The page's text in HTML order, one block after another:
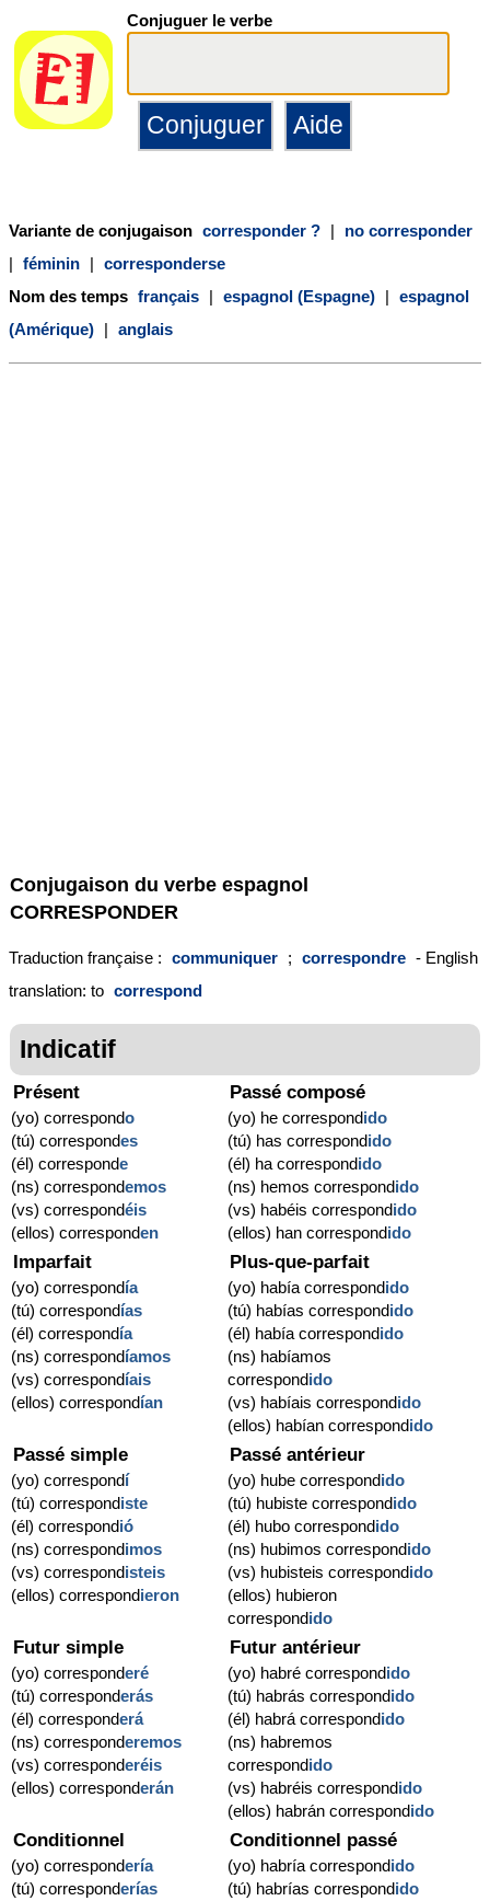
Conjuguer le verbe
Variante de conjugaison corresponder ? |
no corresponder
| féminin | corresponderse
Nom des temps français | espagnol (Espagne) | espagnol
(Amérique) | anglais
Conjugaison du verbe espagnol
CORRESPONDER
Traduction française : communiquer ; correspondre - English
translation: to correspond
Indicatif
Présent
(yo) correspondo
(tú) correspondes
(él) corresponde
(ns) correspondemos
(vs) correspondéis
(ellos) corresponden
Passé composé
(yo) he correspondido
(tú) has correspondido
(él) ha correspondido
(ns) hemos correspondido
(vs) habéis correspondido
(ellos) han correspondido
Imparfait
(yo) correspondía
(tú) correspondías
(él) correspondía
(ns) correspondíamos
(vs) correspondíais
(ellos) correspondían
Plus-que-parfait
(yo) había correspondido
(tú) habías correspondido
(él) había correspondido
(ns) habíamos
correspondido
(vs) habíais correspondido
(ellos) habían correspondido
Passé simple
(yo) correspondí
(tú) correspondiste
(él) correspondió
(ns) correspondimos
(vs) correspondisteis
(ellos) correspondieron
Passé antérieur
(yo) hube correspondido
(tú) hubiste correspondido
(él) hubo correspondido
(ns) hubimos correspondido
(vs) hubisteis correspondido
(ellos) hubieron
correspondido
Futur simple
(yo) corresponderé
(tú) corresponderás
(él) corresponderá
(ns) corresponderemos
(vs) corresponderéis
(ellos) corresponderán
Futur antérieur
(yo) habré correspondido
(tú) habrás correspondido
(él) habrá correspondido
(ns) habremos
correspondido
(vs) habréis correspondido
(ellos) habrán correspondido
Conditionnel
(yo) correspondería
(tú) corresponderías
Conditionnel passé
(yo) habría correspondido
(tú) habrías correspondido